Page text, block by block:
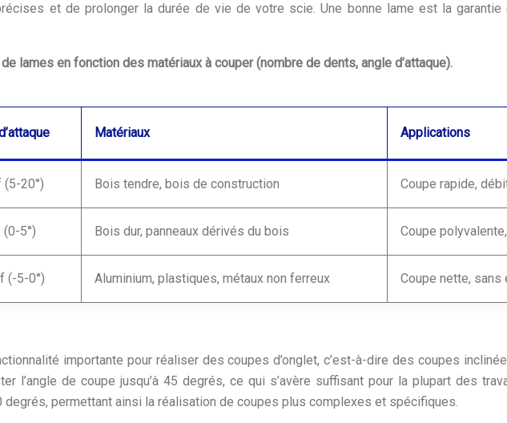
et de prolonger la durée de vie de votre scie. Une bonne lame est la garantie
lames en fonction des matériaux à couper (nombre de dents, angle d’attaque).
Matériaux Applications
20°) Bois tendre, bois de construction Coupe rapide,
(0-5°) Bois dur, panneaux dérivés du bois Coupe
(-5-0°) Aluminium, plastiques, métaux non ferreux Coupe nette,
importante pour réaliser des coupes d’onglet, c’est-à-dire des coupes
l’angle de coupe jusqu’à 45 degrés, ce qui s’avère suffisant pour la plupart des
degrés, permettant ainsi la réalisation de coupes plus complexes et spécifiques.